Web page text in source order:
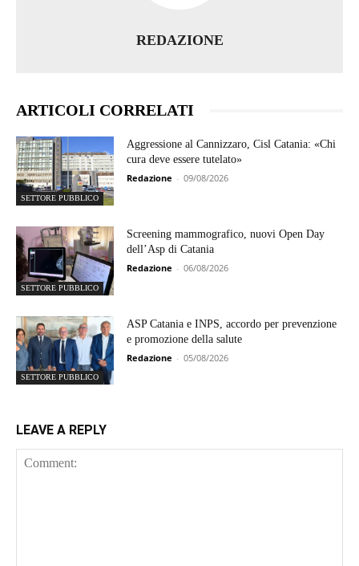
REDAZIONE
ARTICOLI CORRELATI
SETTORE PUBBLICO
Aggressione al Cannizzaro, Cisl Catania: «Chi
cura deve essere tutelato»
Redazione - 09/08/2026
SETTORE PUBBLICO
Screening mammografico, nuovi Open Day
dell’Asp di Catania
Redazione - 06/08/2026
SETTORE PUBBLICO
ASP Catania e INPS, accordo per prevenzione
e promozione della salute
Redazione - 05/08/2026
LEAVE A REPLY